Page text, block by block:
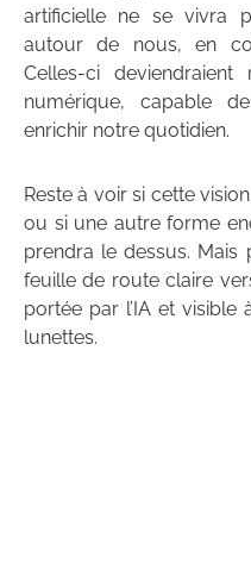
artificielle ne se vivra
autour de nous, en
Celles-ci
numérique, capable
enrichir notre quotidien.
Reste à voir si cette
ou si une autre forme
prendra le dessus. Mais
feuille de route claire
portée par l’IA et
lunettes.